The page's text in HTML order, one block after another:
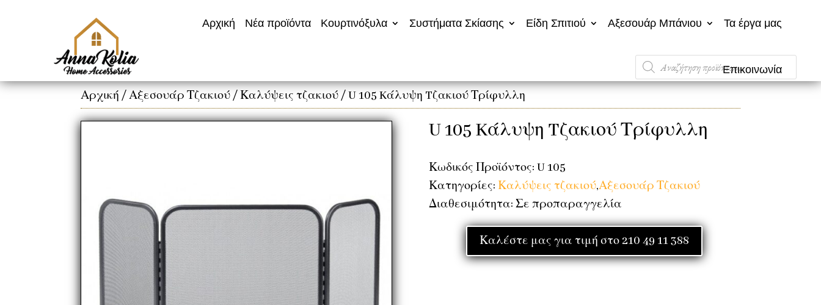
Αρχική Νέα προϊόντα Κουρτινόξυλα Συστήματα Σκίασης Είδη Σπιτιού Αξεσουάρ Μπάνιου Τα έργα μας
Επικοινωνία
Products
search
Αρχική /Αξεσουάρ Τζακιού/Καλύψεις τζακιού/ U 105 Kάλυψη Tζακιού Τρίφυλλη
U 105 Kάλυψη Tζακιού Τρίφυλλη
Κωδικός Προϊόντος: U 105
Κατηγορίες: Καλύψεις τζακιού,Αξεσουάρ Τζακιού
Διαθεσιμότητα: Σε προπαραγγελία
Καλέστε μας για τιμή στο 210 49 11 388